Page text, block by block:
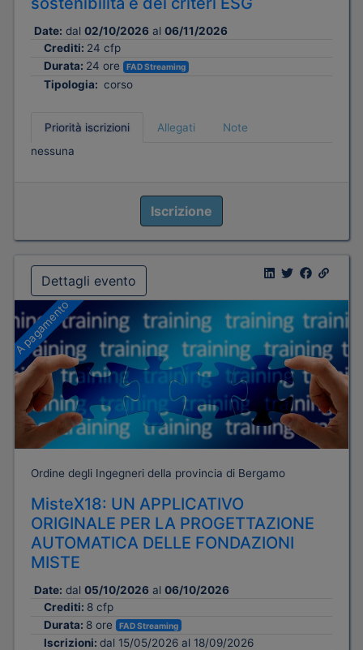
Date: dal 02/10/2026 al 06/11/2026
Crediti: 24 cfp
Durata: 24 ore FAD Streaming
Tipologia: corso
Priorità iscrizioni Allegati
Note
nessuna
Iscrizione
Dettagli evento
A pagamento
Ordine degli Ingegneri della provincia di Bergamo
MisteX18: UN APPLICATIVO
ORIGINALE PER LA PROGETTAZIONE
AUTOMATICA DELLE FONDAZIONI
MISTE
Date: dal 05/10/2026 al 06/10/2026
Crediti: 8 cfp
Durata: 8 ore FAD Streaming
Iscrizioni: dal 15/05/2026 al 18/09/2026